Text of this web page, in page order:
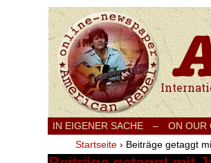
IN EIGENER SACHE – ON
Startseite › Beiträge getaggt